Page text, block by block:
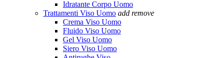
Idratante Corpo Uomo
Trattamenti Viso Uomo add remove
Crema Viso Uomo
Fluido Viso Uomo
Gel Viso Uomo
Siero Viso Uomo